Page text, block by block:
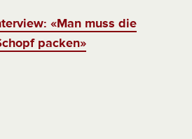
«Man muss die
packen»